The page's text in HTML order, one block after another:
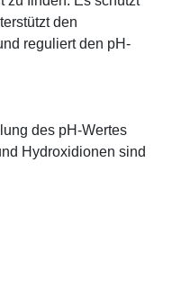
den
reguliert den pH-
des pH-Wertes
Hydroxidionen sind